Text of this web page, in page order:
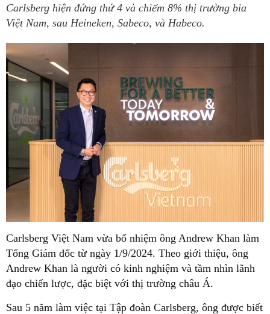
Carlsberg hiện đứng thứ 4 và chiếm 8% thị trường bia
Việt Nam, sau Heineken, Sabeco, và Habeco.
Carlsberg Việt Nam vừa bổ nhiệm ông Andrew Khan làm
Tổng Giám đốc từ ngày 1/9/2024. Theo giới thiệu, ông
Andrew Khan là người có kinh nghiệm và tầm nhìn lãnh
đạo chiến lược, đặc biệt với thị trường châu Á.
Sau 5 năm làm việc tại Tập đoàn Carlsberg, ông được biết